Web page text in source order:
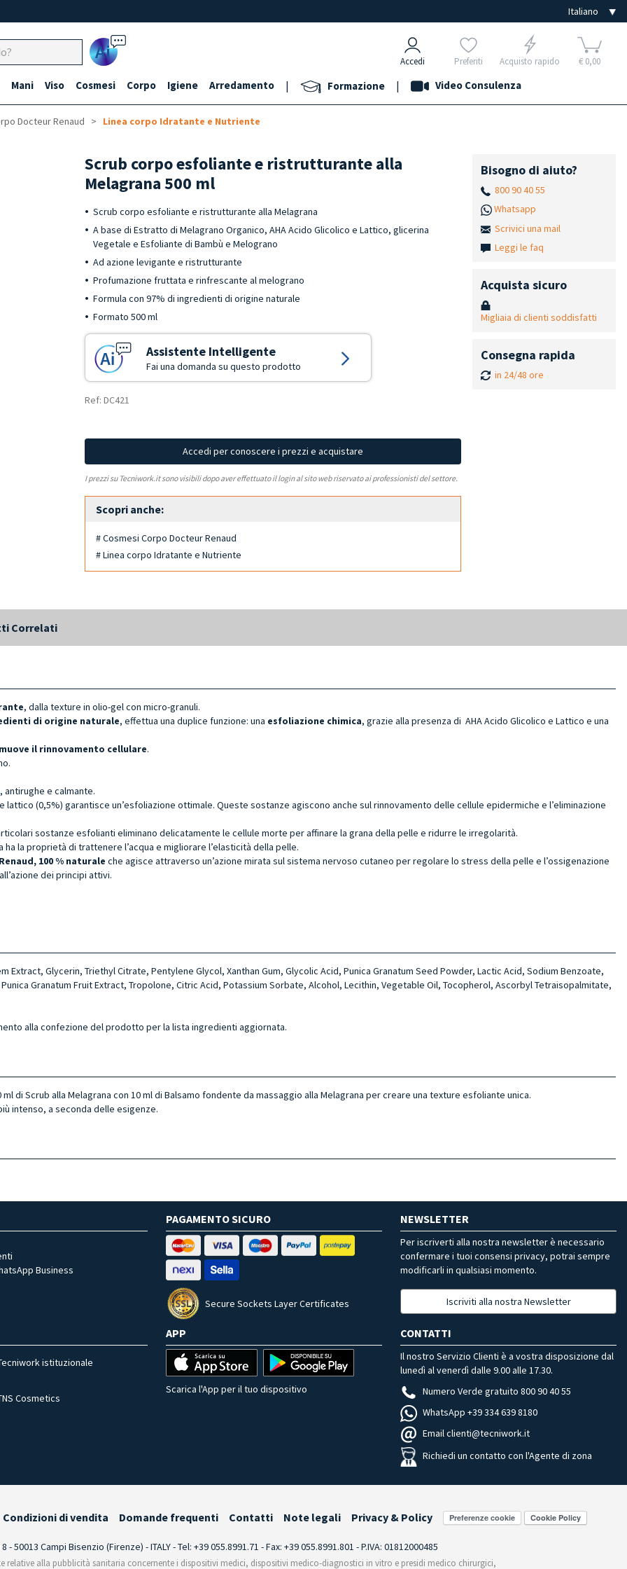
Ai Accedi Preferiti Acquisto rapido € 0,00
Mani Viso Cosmesi Corpo Igiene Arredamento | Formazione | Video Consulenza
Docteur Renaud Linea corpo Idratante e Nutriente
Scrub corpo esfoliante e ristrutturante alla
Melagrana 500 ml
Scrub corpo esfoliante e ristrutturante alla Melagrana
A base di Estratto di Melagrano Organico, AHA Acido Glicolico e Lattico, glicerina
Vegetale e Esfoliante di Bambù e Melograno
Ad azione levigante e ristrutturante
Profumazione fruttata e rinfrescante al melograno
Formula con 97% di ingredienti di origine naturale
Formato 500 ml
Assistente Intelligente
Fai una domanda su questo prodotto
Ref: DC421
Accedi per conoscere i prezzi e acquistare
I prezzi su Tecniwork.it sono visibili dopo aver effettuato il login al sito web riservato ai professionisti del settore.
Scopri anche:
# Cosmesi Corpo Docteur Renaud
# Linea corpo Idratante e Nutriente
Bisogno di aiuto?
800 90 40 55
Whatsapp
Scrivici una mail
Leggi le faq
Acquista sicuro
Migliaia di clienti soddisfatti
Consegna rapida
in 24/48 ore
Correlati
, dalla texture in olio-gel con micro-granuli.
di origine naturale, effettua una duplice funzione: una esfoliazione chimica, grazie alla presenza di AHA Acido Glicolico e Lattico e una
il rinnovamento cellulare.
e calmante.
lattico (0,5%) garantisce un’esfoliazione ottimale. Queste sostanze agiscono anche sul rinnovamento delle cellule epidermiche e l’eliminazione
sostanze esfolianti eliminano delicatamente le cellule morte per affinare la grana della pelle e ridurre le irregolarità.
la proprietà di trattenere l’acqua e migliorare l’elasticità della pelle.
100 % naturale che agisce attraverso un’azione mirata sul sistema nervoso cutaneo per regolare lo stress della pelle e l’ossigenazione
dei principi attivi.
Extract, Glycerin, Triethyl Citrate, Pentylene Glycol, Xanthan Gum, Glycolic Acid, Punica Granatum Seed Powder, Lactic Acid, Sodium Benzoate,
Granatum Fruit Extract, Tropolone, Citric Acid, Potassium Sorbate, Alcohol, Lecithin, Vegetable Oil, Tocopherol, Ascorbyl Tetraisopalmitate,
alla confezione del prodotto per la lista ingredienti aggiornata.
di Scrub alla Melagrana con 10 ml di Balsamo fondente da massaggio alla Melagrana per creare una texture esfoliante unica.
intenso, a seconda delle esigenze.
Business
PAGAMENTO SICURO
Secure Sockets Layer Certificates
NEWSLETTER
Per iscriverti alla nostra newsletter è necessario
confermare i tuoi consensi privacy, potrai sempre
modificarli in qualsiasi momento.
Iscriviti alla nostra Newsletter
istituzionale
Cosmetics
APP
Scarica l'App per il tuo dispositivo
CONTATTI
Il nostro Servizio Clienti è a vostra disposizione dal
lunedì al venerdì dalle 9.00 alle 17.30.
Numero Verde gratuito 800 90 40 55
WhatsApp +39 334 639 8180
Email clienti@tecniwork.it
Richiedi un contatto con l'Agente di zona
Condizioni di vendita Domande frequenti Contatti Note legali Privacy & Policy Preferenze cookie
- 50013 Campi Bisenzio (Firenze) - ITALY - Tel: +39 055.8991.71 - Fax: +39 055.8991.801 - P.IVA: 01812000485
relative alla pubblicità sanitaria concernente i dispositivi medici, dispositivi medico-diagnostici in vitro e presidi medico chirurgici,